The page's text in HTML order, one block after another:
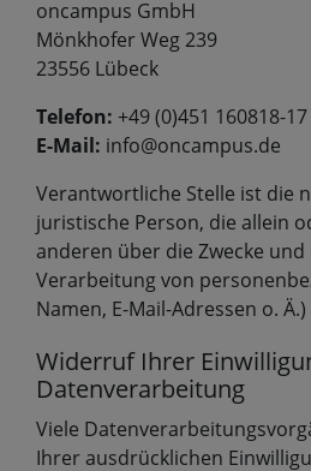
oncampus GmbH
Mönkhofer Weg 239
23556 Lübeck
Telefon: +49 (0)451 160818-17
E-Mail: info@oncampus.de
Verantwortliche Stelle ist die
juristische Person, die allein
anderen über die Zwecke
Verarbeitung von
Namen, E-Mail-Adressen o.
Widerruf Ihrer
Datenverarbeitung
Viele
Ihrer ausdrücklichen